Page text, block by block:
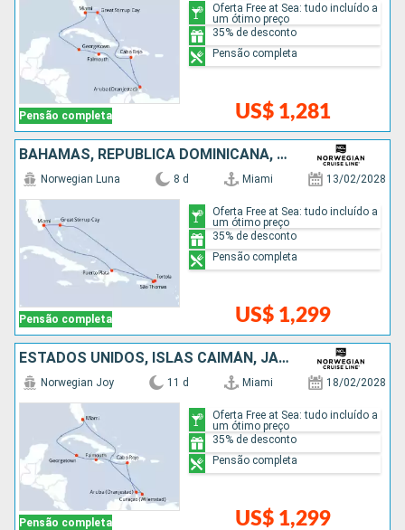
Pensão completa US$ 1,281
Oferta Free at Sea: tudo incluído a
um ótimo preço
35% de desconto
Pensão completa
BAHAMAS, REPUBLICA DOMINICANA, ESTADOS UNIDOS
Pensão completa
Norwegian Luna 8 d Miami 13/02/2028
US$ 1,299
Oferta Free at Sea: tudo incluído a
um ótimo preço
35% de desconto
Pensão completa
ESTADOS UNIDOS, ISLAS CAIMÁN, JAMAICA, REPUBLICA DOMINICANA, ARUBA
Pensão completa
Norwegian Joy 11 d Miami 18/02/2028
US$ 1,299
Oferta Free at Sea: tudo incluído a
um ótimo preço
35% de desconto
Pensão completa